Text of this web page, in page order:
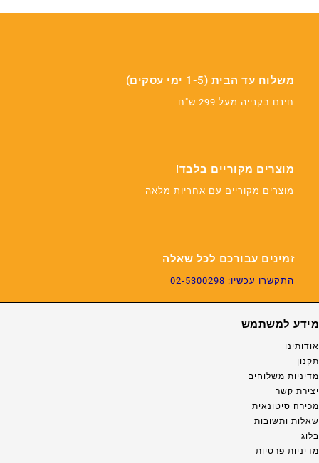
משלוח עד הבית (1-5 ימי עסקים)
חינם בקנייה מעל 299 ש"ח
מוצרים מקוריים בלבד!
מוצרים מקוריים עם אחריות מלאה
זמינים עבורכם לכל שאלה
התקשרו עכשיו: 02-5300298
מידע למשתמש
אודותינו
תקנון
מדיניות משלוחים
יצירת קשר
מכירה סיטונאית
שאלות ותשובות
בלוג
מדיניות פרטיות